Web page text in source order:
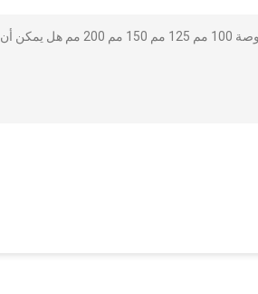
أنا مهتم بذلك 15-5 13-8 15-5ph عالية الشد الفولاذ المقاوم للصدأ قضيب قضيب دائري 1 بوصة 100 مم 125 مم 150 مم 200 مم هل يمكن أن